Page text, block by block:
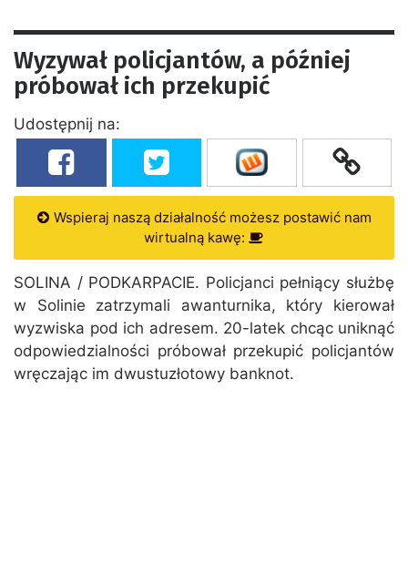
Wyzywał policjantów, a później
próbował ich przekupić
Udostępnij na:
Wspieraj naszą działalność możesz postawić nam
wirtualną kawę:
SOLINA / PODKARPACIE. Policjanci pełniący służbę
w Solinie zatrzymali awanturnika, który kierował
wyzwiska pod ich adresem. 20-latek chcąc uniknąć
odpowiedzialności próbował przekupić policjantów
wręczając im dwustuzłotowy banknot.